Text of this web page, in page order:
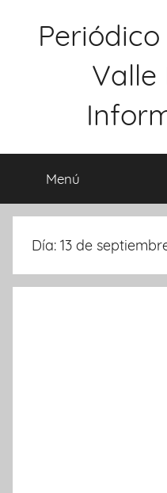
Valle
Menú
Día: 13 de